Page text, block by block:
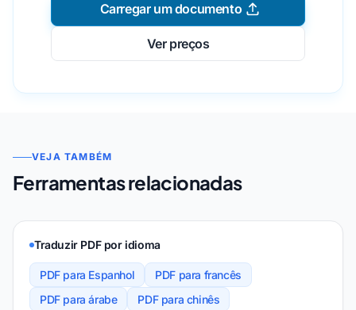
Carregar um documento
Ver preços
VEJA TAMBÉM
Ferramentas relacionadas
Traduzir PDF por idioma
PDF para Espanhol
PDF para francês
PDF para árabe
PDF para chinês